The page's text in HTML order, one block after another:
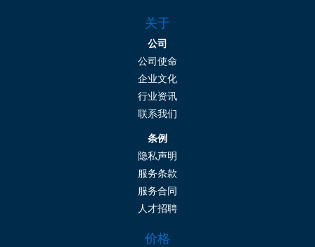
关于
公司
公司使命
企业文化
行业资讯
联系我们
条例
隐私声明
服务条款
服务合同
人才招聘
价格